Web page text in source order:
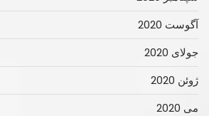
آگوست 2020
جولای 2020
ژوئن 2020
می 2020